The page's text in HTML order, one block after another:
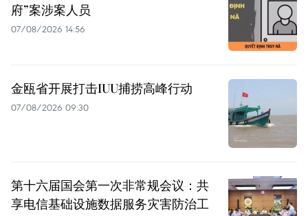
府”案涉案人员
07/08/2026 14:56
金瓯省开展打击IUU捕捞高峰行动
07/08/2026 09:30
第十六届国会第一次非常规会议：共
享电信基础设施数据服务灾害防治工